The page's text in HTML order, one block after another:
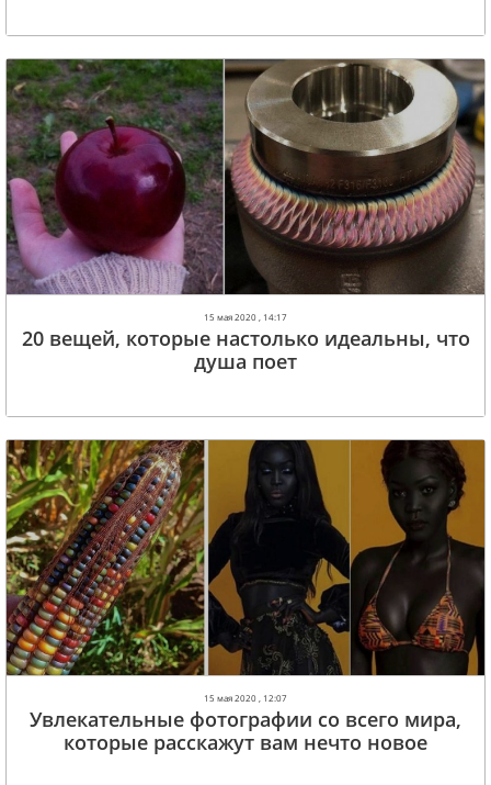
15 мая 2020 , 14:17
20 вещей, которые настолько идеальны, что
душа поет
15 мая 2020 , 12:07
Увлекательные фотографии со всего мира,
которые расскажут вам нечто новое